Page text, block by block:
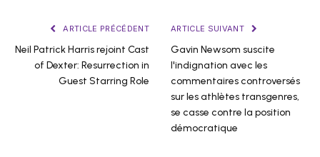
ARTICLE PRÉCÉDENT
Neil Patrick Harris rejoint Cast
of Dexter: Resurrection in
Guest Starring Role
ARTICLE SUIVANT
Gavin Newsom suscite
l'indignation avec les
commentaires controversés
sur les athlètes transgenres,
se casse contre la position
démocratique